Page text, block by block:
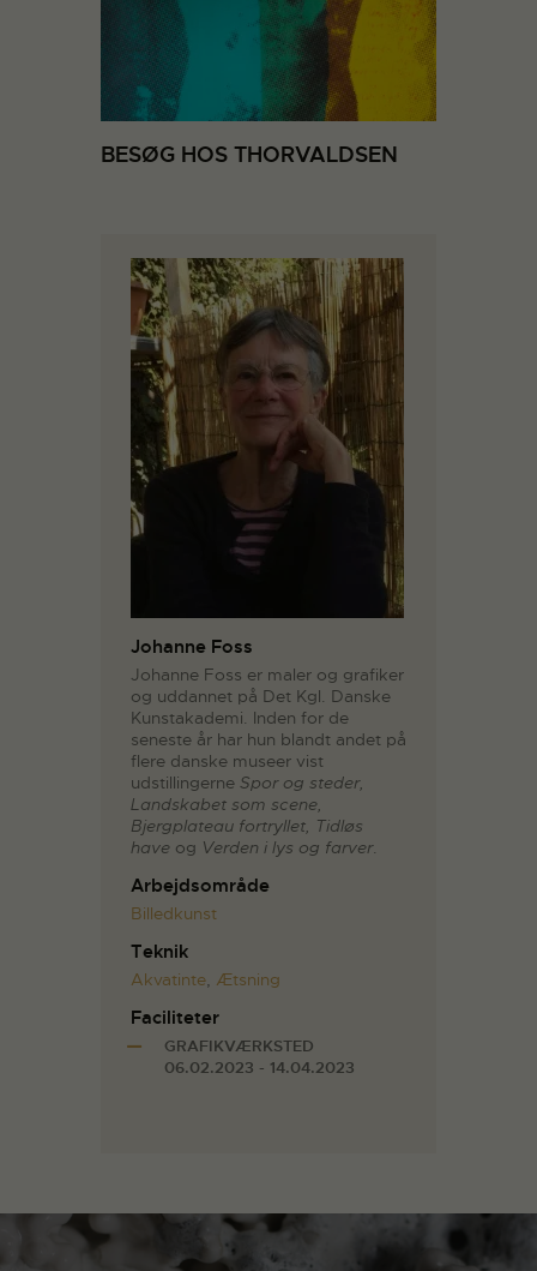
BESØG HOS THORVALDSEN
Johanne Foss
Johanne Foss er maler og grafiker
og uddannet på Det Kgl. Danske
Kunstakademi. Inden for de
seneste år har hun blandt andet på
flere danske museer vist
udstillingerne Spor og steder,
Landskabet som scene,
Bjergplateau fortryllet, Tidløs
have og Verden i lys og farver.
Arbejdsområde
Billedkunst
Teknik
Akvatinte, Ætsning
Faciliteter
GRAFIKVÆRKSTED
06.02.2023 - 14.04.2023